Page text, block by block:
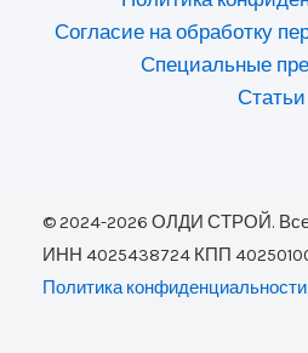
Согласие на обработку
Специальные
Статьи
© 2024-2026 ОЛДИ СТРОЙ.
ИНН 4025438724 КПП
Политика конфиденциальности